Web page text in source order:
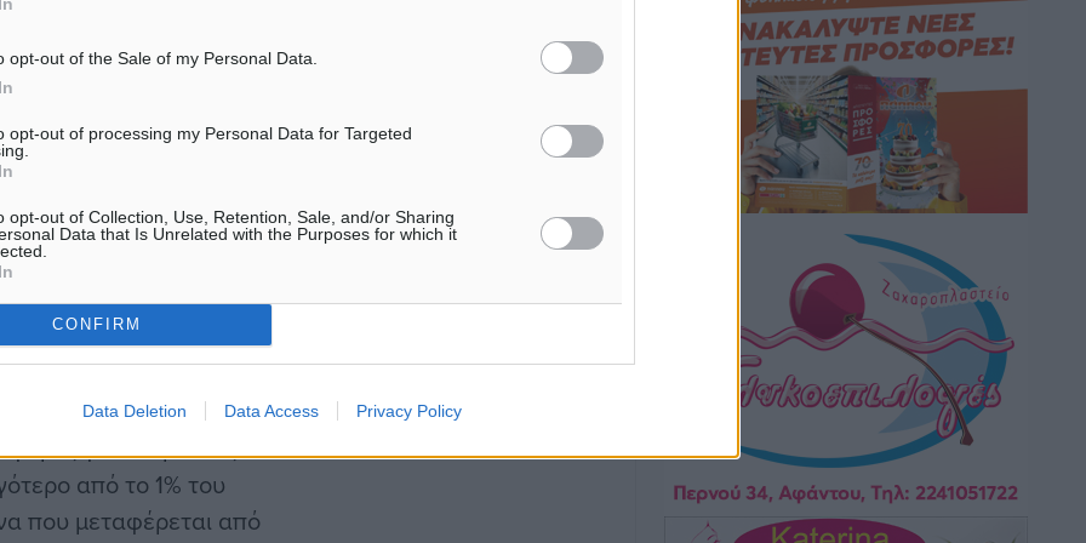
opt-out of the Sale of my Personal Data.
opt-out of processing my Personal Data for Targeted
opt-out of Collection, Use, Retention, Sale, and/or Sharing
Data that Is Unrelated with the Purposes for which it
CONFIRM
Data Deletion Data Access Privacy Policy
για τις διακοπές
οι ταξιδιώτες
Η κυβέρνηση και οι
πρόβλημα με την
για τους επόμενους
των σχολικών διακοπών
τους θα
για ακυρώσεις σε
από το 1% του
που μεταφέρεται από
Αθλητικά• πριν 41 λεπτά
Ιάλυσος Β’: Νωρίς νωρίς μπήκαν στα
βάσανα της προετοιμασίας
Αθλητικά• πριν 43 λεπτά
Εθνικός Αρχίπολης: Μεγάλο βήμα
προόδου η ίδρυση Ακαδημίας
πριν 46 λεπτά
Ιππότες: Με το βλέμμα στραμμένο στο
μέλλον
Αθλητικά• πριν 48 λεπτά
ΠΑΜΕ ΣΤΟΙΧΗΜΑ: Περισσότερα από 95
εκατομμύρια ευρώ σε κέρδη μοίρασε